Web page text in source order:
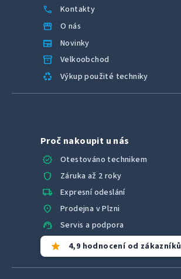
call Kontakty
storefront O nás
newspaper Novinky
inventory_2 Velkoobchod
recycling Výkup použité techniky
Proč nakoupit u nás
verified
Otestováno technikem
shield Záruka až 2 roky
local_shipping Expresní odeslání
location_on Prodejna v Plzni
support_agent Servis a podpora
star 4,9 hodnocení od zákazníků